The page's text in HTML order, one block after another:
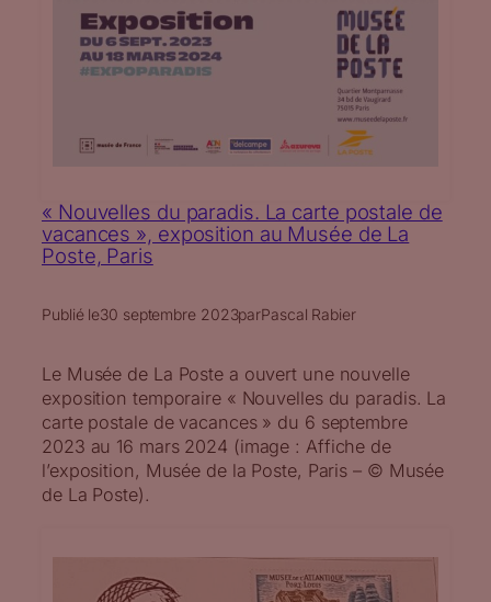
« Nouvelles du paradis. La carte postale de
vacances », exposition au Musée de La
Poste, Paris
Publié le30 septembre 2023parPascal Rabier
Le Musée de La Poste a ouvert une nouvelle
exposition temporaire « Nouvelles du paradis. La
carte postale de vacances » du 6 septembre
2023 au 16 mars 2024 (image : Affiche de
l’exposition, Musée de la Poste, Paris – © Musée
de La Poste).